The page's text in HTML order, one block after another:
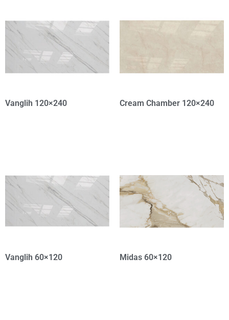
Vanglih 120×240 Cream Chamber 120×240
Vanglih 60×120 Midas 60×120